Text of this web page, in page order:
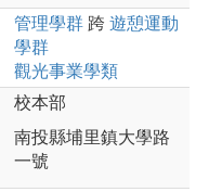
管理學群 跨 遊憩運動
學群
觀光事業學類
校本部
南投縣埔里鎮大學路
一號